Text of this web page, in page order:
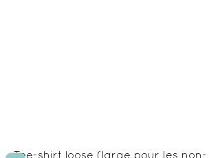
Tee-shirt loose (large pour les non-